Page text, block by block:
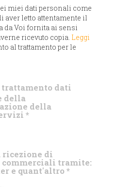
miei dati personali come
aver letto attentamente il
da Voi fornita ai sensi
ricevuto copia. Leggi
al trattamento per le
trattamento dati
della
della
*
ricezione di
tramite:
e quant'altro*